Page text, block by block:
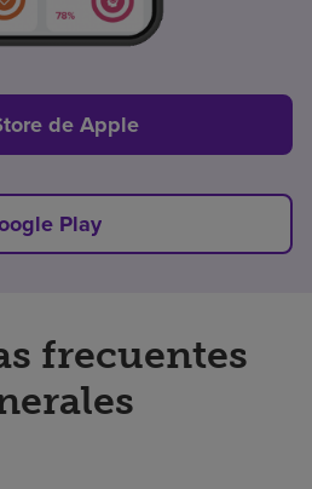
de Apple
Play
frecuentes